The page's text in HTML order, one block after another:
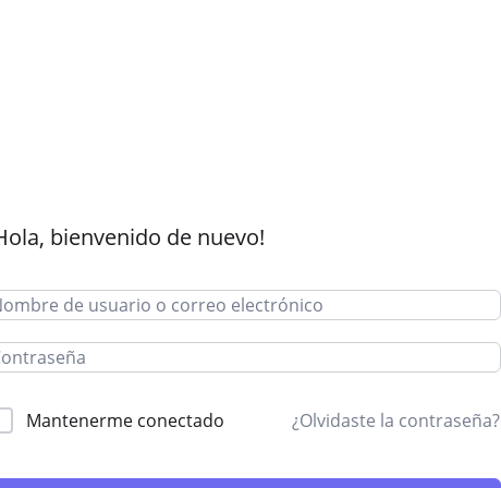
bienvenido de nuevo!
Mantenerme conectado ¿Olvidaste la contraseña?